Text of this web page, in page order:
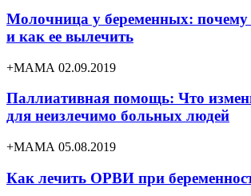
Молочница у беременных: почему
и как ее вылечить
+МАМА 02.09.2019
Паллиативная помощь: Что
для неизлечимо больных людей
+МАМА 05.08.2019
Как лечить ОРВИ при